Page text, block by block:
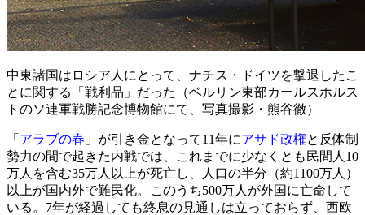
中東諸国はロシア人にとって、ナチス・ドイツを撃退したこ
とに関する「戦利品」だった（ベルリン東部カールスホルス
トのソ連軍戦勝記念博物館にて、写真撮影・熊谷徹）
「 アラブの春 」が引き金となって11年にアサド政権と反体制
勢力の間で起きた内戦では、これまでに少なくとも民間人10
万人を含む35万人以上が死亡し、人口の半分（約1100万人）
以上が国内外で難民化。このうち500万人が外国に亡命して
いる。7年が経過しても終息の見通しは立っておらず、西欧